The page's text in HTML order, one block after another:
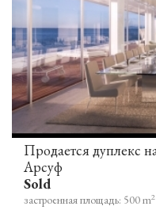
Продается дуплекс
Арсуф
Sold
застроенная площадь: 500 m2